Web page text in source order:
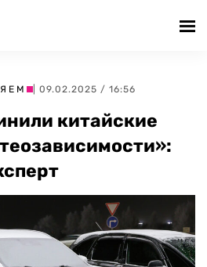
| 09.02.2025 / 16:56
китайские